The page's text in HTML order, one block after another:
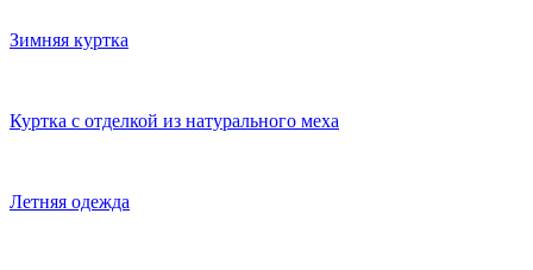
Зимняя куртка
Куртка с отделкой из натурального меха
Летняя одежда